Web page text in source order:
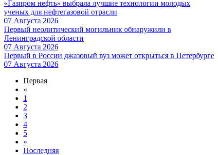
«Газпром нефть» выбрала лучшие технологии молодых
ученых для нефтегазовой отрасли
07 Августа 2026
Первый неолитический могильник обнаружили в
Ленинградской области
07 Августа 2026
Первый в России джазовый вуз может открыться в Петербурге
07 Августа 2026
Первая
«
1
2
3
4
5
»
Последняя